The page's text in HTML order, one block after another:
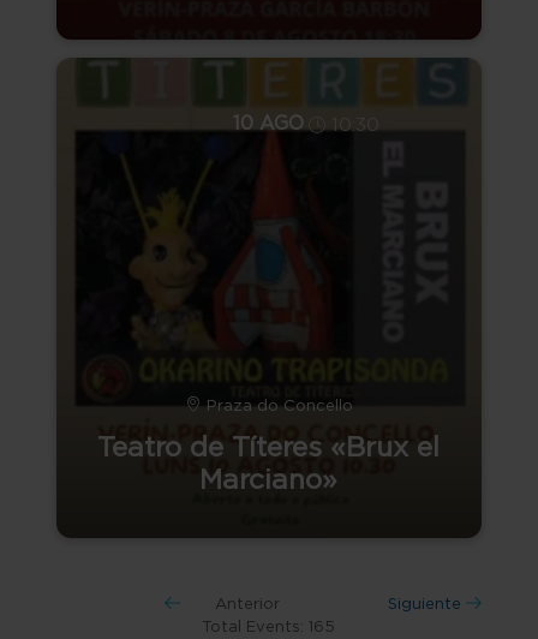
10 AGO 10:30
Praza do Concello
Teatro de Títeres «Brux el
Marciano»
Anterior
Siguiente
Total Events: 165